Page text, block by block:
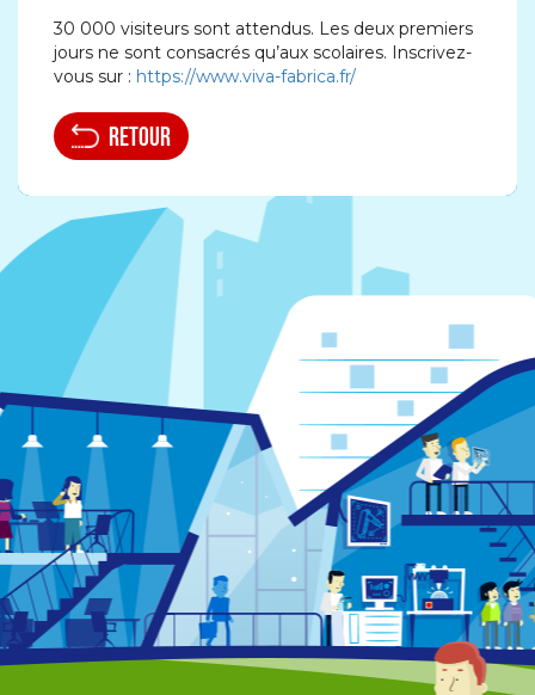
30 000 visiteurs sont attendus. Les deux premiers
jours ne sont consacrés qu’aux scolaires. Inscrivez-
vous sur : https://www.viva-fabrica.fr/
retour